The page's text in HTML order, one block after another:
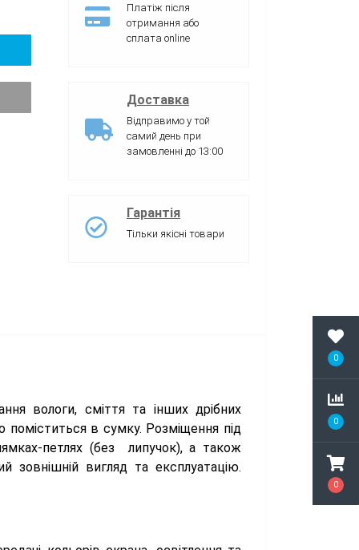
0
0
0
Платіж після
отримання або
сплата online
Доставка
Відправимо у той
самий день при
замовленні до 13:00
Гарантія
Тільки якісні товари
вологи, сміття та інших дрібних
в сумку. Розміщення під
петлях (без липучок), а також
зовнішній вигляд та експлуатацію.